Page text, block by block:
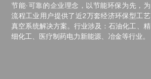
关于南真
节能·可靠的企业理念，以节能环保为先，为
流程工业用户提供了近2万套经济环保型工艺
真空系统解决方案。行业涉及：石油化工、精
细化工、医疗制药电力新能源、冶金等行业。